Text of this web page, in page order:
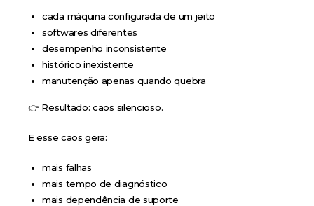
cada máquina configurada de um jeito
softwares diferentes
desempenho inconsistente
histórico inexistente
manutenção apenas quando quebra
👉 Resultado: caos silencioso.
E esse caos gera:
mais falhas
mais tempo de diagnóstico
mais dependência de suporte